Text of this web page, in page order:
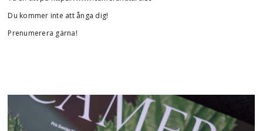
Du kommer inte att ånga dig!
Prenumerera gärna!